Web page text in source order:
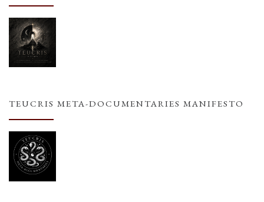
TEUCRIS META-DOCUMENTARIES MANIFESTO